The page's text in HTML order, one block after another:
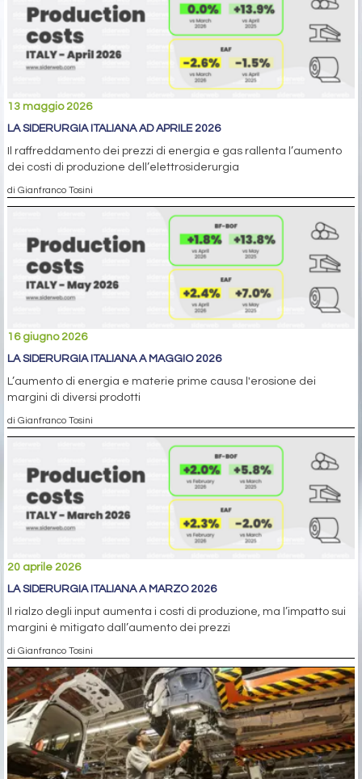
13 maggio 2026
LA SIDERURGIA ITALIANA AD APRILE 2026
Il raffreddamento dei prezzi di energia e gas rallenta l’aumento
dei costi di produzione dell’elettrosiderurgia
di Gianfranco Tosini
16 giugno 2026
LA SIDERURGIA ITALIANA A MAGGIO 2026
L’aumento di energia e materie prime causa l'erosione dei
margini di diversi prodotti
di Gianfranco Tosini
20 aprile 2026
LA SIDERURGIA ITALIANA A MARZO 2026
Il rialzo degli input aumenta i costi di produzione, ma l’impatto sui
margini è mitigato dall’aumento dei prezzi
di Gianfranco Tosini